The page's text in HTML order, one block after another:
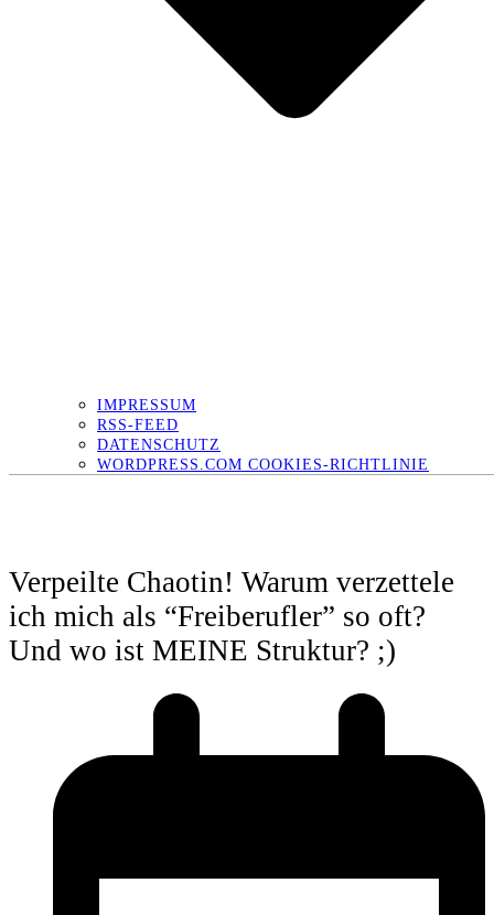
IMPRESSUM
RSS-FEED
DATENSCHUTZ
WORDPRESS.COM COOKIES-RICHTLINIE
Verpeilte Chaotin! Warum verzettele
ich mich als “Freiberufler” so oft?
Und wo ist MEINE Struktur? ;)